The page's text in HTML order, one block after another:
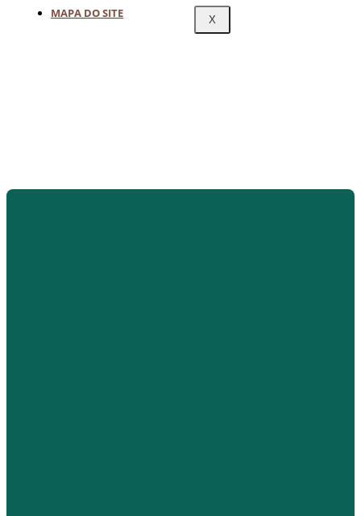
X
MAPA DO SITE